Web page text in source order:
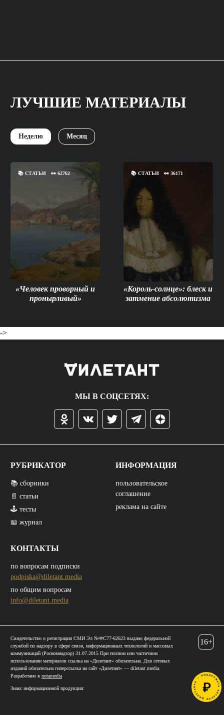
ЛУЧШИЕ МАТЕРИАЛЫ
Неделю Месяц
📚 СТАТЬИ 👀 62762
«Человек проворный и
пронырливый»
📚СТАТЬИ 👀36171
«Король-солнце»: блеск и
затмение абсолютизма
->
МЫ В СОЦСЕТЯХ:
РУБРИКАТОР
📚 сборники
📄 статьи
🕹️ тесты
📖 журнал
КОНТАКТЫ
по вопросам подписки
podpiska@diletant.media
по общим вопросам
info@diletant.media
ИНФОРМАЦИЯ
пользовательское
соглашение
реклама на сайте
Свидетельство о регистрации СМИ Эл №ФС77-62623 выдано федеральной
службой по надзору в сфере связи, информационных технологий и массовых
коммуникаций (Роскомнадзор) 31.07.2015 При полном или частичном
использовании материалов ссылка на «Дилетант» обязательна. Для сетевых
изданий обязательна гиперссылка на сайт «Дилетант» — diletant.media.
Разработано в notamedia
Знакс информационной продукции:
16+